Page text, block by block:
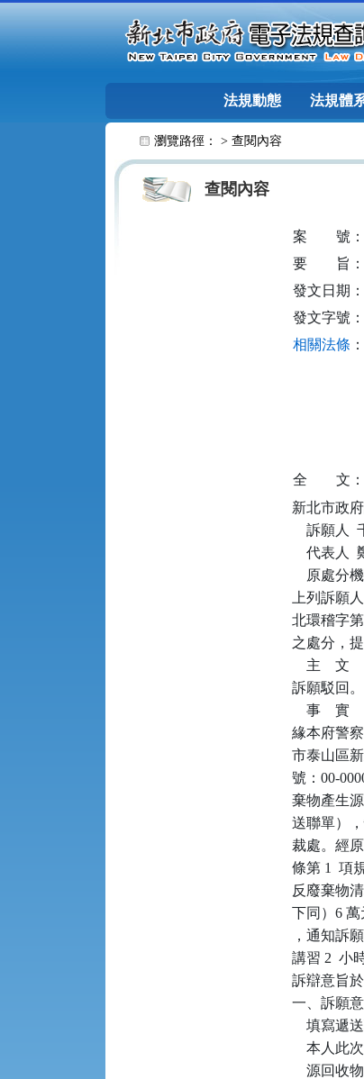
法規動態 法規體
瀏覽路徑： > 查閱內容
查閱內容
案 號：
要
旨：
發文日期：
發文字號：
相關法條 ：
全
文：
新北市政
訴願人
代表人
原處分
上列訴願
北環稽字
之處分，
    主    文
訴願駁回。
    事    實
緣本府警
市泰山區
號：00-
棄物產生
送聯單）
裁處。經
條第 1  項
反廢棄物
下同）6 萬
，通知訴
講習 2  小
訴辯意旨於
一、訴願
填寫
本人
源回